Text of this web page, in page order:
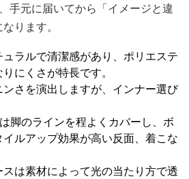
手元に届いてから「イメージと違
ります。
ラルで清潔感があり、ポリエステ
にくさが特長です。
さを演出しますが、インナー選び
脚のラインを程よくカバーし、ボ
ルアップ効果が高い反面、着こな
は素材によって光の当たり方で透